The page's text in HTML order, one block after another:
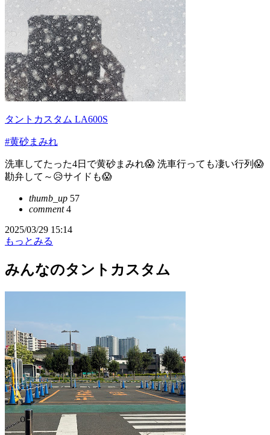
タントカスタム LA600S
#黄砂まみれ
洗車してたった4日で黄砂まみれ😱 洗車行っても凄い行列😱
勘弁して～😥サイドも😱
thumb_up 57
comment4
2025/03/29 15:14
もっとみる
みんなのタントカスタム